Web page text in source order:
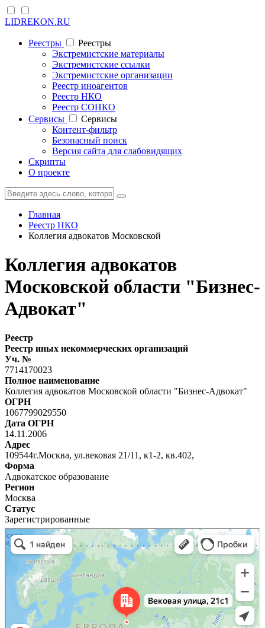
LIDREKON.RU
Реестры
Реестры
Экстремистские материалы
Экстремистские ссылки
Экстремистские организации
Реестр иноагентов
Реестр НКО
Реестр СОНКО
Cервисы
Cервисы
Контент-фильтр
Безопасный поиск
Версия сайта для слабовидящих
Скрипты
О проекте
Главная
Реестр НКО
Коллегия адвокатов Московской
Коллегия адвокатов
Московской области "Бизнес-
Адвокат"
Реестр
Реестр иных некоммерческих организаций
Уч. №
7714170023
Полное наименование
Коллегия адвокатов Московской области "Бизнес-Адвокат"
ОГРН
1067799029550
Дата ОГРН
14.11.2006
Адрес
109544г.Москва, ул.вековая 21/11, к1-2, кв.402,
Форма
Адвокатское образование
Регион
Москва
Статус
Зарегистрированные